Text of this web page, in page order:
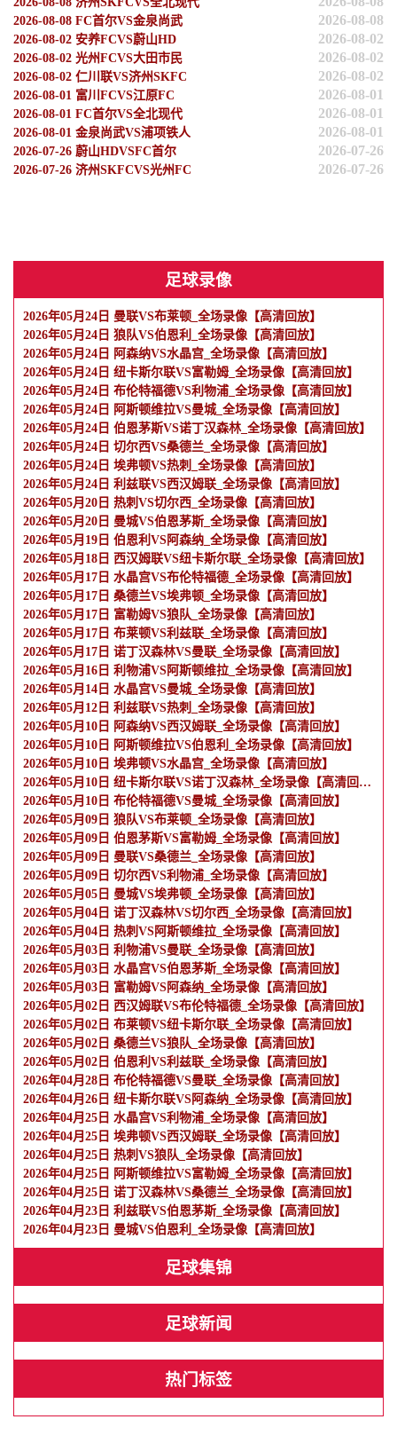
2026-08-08 FC首尔VS金泉尚武 2026-08-08
2026-08-02 安养FCVS蔚山HD 2026-08-02
2026-08-02 光州FCVS大田市民 2026-08-02
2026-08-02 仁川联VS济州SKFC 2026-08-02
2026-08-01 富川FCVS江原FC 2026-08-01
2026-08-01 FC首尔VS全北现代 2026-08-01
2026-08-01 金泉尚武VS浦项铁人 2026-08-01
2026-07-26 蔚山HDVSFC首尔 2026-07-26
2026-07-26 济州SKFCVS光州FC 2026-07-26
足球录像
2026年05月24日 曼联VS布莱顿_全场录像【高清回放】
2026年05月24日 狼队VS伯恩利_全场录像【高清回放】
2026年05月24日 阿森纳VS水晶宫_全场录像【高清回放】
2026年05月24日 纽卡斯尔联VS富勒姆_全场录像【高清回放】
2026年05月24日 布伦特福德VS利物浦_全场录像【高清回放】
2026年05月24日 阿斯顿维拉VS曼城_全场录像【高清回放】
2026年05月24日 伯恩茅斯VS诺丁汉森林_全场录像【高清回放】
2026年05月24日 切尔西VS桑德兰_全场录像【高清回放】
2026年05月24日 埃弗顿VS热刺_全场录像【高清回放】
2026年05月24日 利兹联VS西汉姆联_全场录像【高清回放】
2026年05月20日 热刺VS切尔西_全场录像【高清回放】
2026年05月20日 曼城VS伯恩茅斯_全场录像【高清回放】
2026年05月19日 伯恩利VS阿森纳_全场录像【高清回放】
2026年05月18日 西汉姆联VS纽卡斯尔联_全场录像【高清回放】
2026年05月17日 水晶宫VS布伦特福德_全场录像【高清回放】
2026年05月17日 桑德兰VS埃弗顿_全场录像【高清回放】
2026年05月17日 富勒姆VS狼队_全场录像【高清回放】
2026年05月17日 布莱顿VS利兹联_全场录像【高清回放】
2026年05月17日 诺丁汉森林VS曼联_全场录像【高清回放】
2026年05月16日 利物浦VS阿斯顿维拉_全场录像【高清回放】
2026年05月14日 水晶宫VS曼城_全场录像【高清回放】
2026年05月12日 利兹联VS热刺_全场录像【高清回放】
2026年05月10日 阿森纳VS西汉姆联_全场录像【高清回放】
2026年05月10日 阿斯顿维拉VS伯恩利_全场录像【高清回放】
2026年05月10日 埃弗顿VS水晶宫_全场录像【高清回放】
2026年05月10日 纽卡斯尔联VS诺丁汉森林_全场录像【高清回放】
2026年05月10日 布伦特福德VS曼城_全场录像【高清回放】
2026年05月09日 狼队VS布莱顿_全场录像【高清回放】
2026年05月09日 伯恩茅斯VS富勒姆_全场录像【高清回放】
2026年05月09日 曼联VS桑德兰_全场录像【高清回放】
2026年05月09日 切尔西VS利物浦_全场录像【高清回放】
2026年05月05日 曼城VS埃弗顿_全场录像【高清回放】
2026年05月04日 诺丁汉森林VS切尔西_全场录像【高清回放】
2026年05月04日 热刺VS阿斯顿维拉_全场录像【高清回放】
2026年05月03日 利物浦VS曼联_全场录像【高清回放】
2026年05月03日 水晶宫VS伯恩茅斯_全场录像【高清回放】
2026年05月03日 富勒姆VS阿森纳_全场录像【高清回放】
2026年05月02日 西汉姆联VS布伦特福德_全场录像【高清回放】
2026年05月02日 布莱顿VS纽卡斯尔联_全场录像【高清回放】
2026年05月02日 桑德兰VS狼队_全场录像【高清回放】
2026年05月02日 伯恩利VS利兹联_全场录像【高清回放】
2026年04月28日 布伦特福德VS曼联_全场录像【高清回放】
2026年04月26日 纽卡斯尔联VS阿森纳_全场录像【高清回放】
2026年04月25日 水晶宫VS利物浦_全场录像【高清回放】
2026年04月25日 埃弗顿VS西汉姆联_全场录像【高清回放】
2026年04月25日 热刺VS狼队_全场录像【高清回放】
2026年04月25日 阿斯顿维拉VS富勒姆_全场录像【高清回放】
2026年04月25日 诺丁汉森林VS桑德兰_全场录像【高清回放】
2026年04月23日 利兹联VS伯恩茅斯_全场录像【高清回放】
2026年04月23日 曼城VS伯恩利_全场录像【高清回放】
足球集锦
足球新闻
热门标签